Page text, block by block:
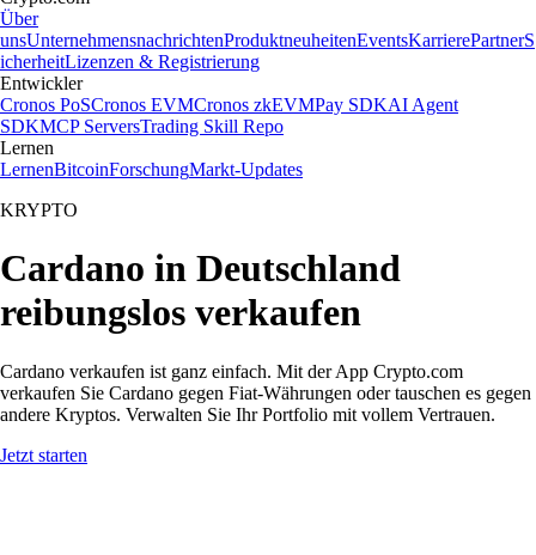
Über
unsUnternehmensnachrichtenProduktneuheitenEventsKarrierePartnerS
icherheitLizenzen & Registrierung
Entwickler
Cronos PoSCronos EVMCronos zkEVMPay SDKAI Agent
SDKMCP ServersTrading Skill Repo
Lernen
LernenBitcoinForschungMarkt-Updates
KRYPTO
Cardano in Deutschland
reibungslos verkaufen
Cardano verkaufen ist ganz einfach. Mit der App Crypto.com
verkaufen Sie Cardano gegen Fiat-Währungen oder tauschen es gegen
andere Kryptos. Verwalten Sie Ihr Portfolio mit vollem Vertrauen.
Jetzt starten